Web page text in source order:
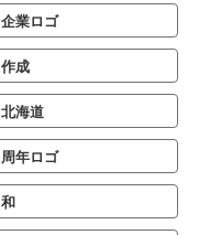
企業ロゴ
作成
北海道
周年ロゴ
和